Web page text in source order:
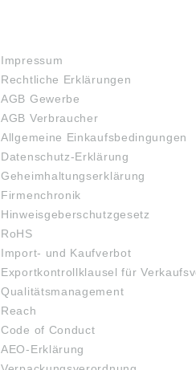
Impressum
Rechtliche Erklärungen
AGB Gewerbe
AGB Verbraucher
Allgemeine Einkaufsbedingungen
Datenschutz-Erklärung
Geheimhaltungserklärung
Firmenchronik
Hinweisgeberschutzgesetz
RoHS
Import- und Kaufverbot
Exportkontrollklausel für
Qualitätsmanagement
Reach
Code of Conduct
AEO-Erklärung